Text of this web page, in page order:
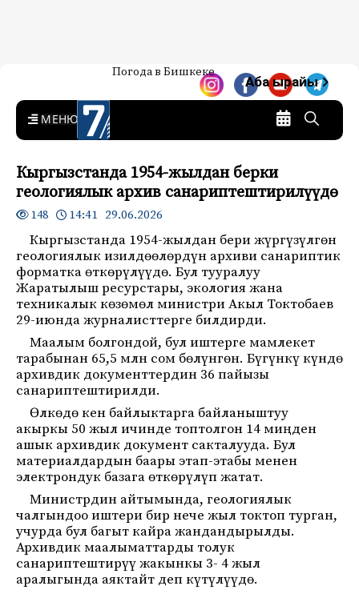
7-канал. Жаңылыктар —
Кыргызстан
Жаңылыктар — Кыргызстан
Погода в Бишкеке
Аба ырайы
MENU
Кыргызстанда 1954-жылдан берки
геологиялык архив санариптештирилүүдө
148 14:41 29.06.2026
Кыргызстанда 1954-жылдан бери жүргүзүлгөн
геологиялык изилдөөлөрдүн архиви санариптик
форматка өткөрүлүүдө. Бул тууралуу
Жаратылыш ресурстары, экология жана
техникалык көзөмөл министри Акыл Токтобаев
29-июнда журналисттерге билдирди.
Маалым болгондой, бул иштерге мамлекет
тарабынан 65,5 млн сом бөлүнгөн. Бүгүнкү күндө
архивдик документтердин 36 пайызы
санариптештирилди.
Өлкөдө кен байлыктарга байланыштуу
акыркы 50 жыл ичинде топтолгон 14 миңден
ашык архивдик документ сакталууда. Бул
материалдардын баары этап-этабы менен
электрондук базага өткөрүлүп жатат.
Министрдин айтымында, геологиялык
чалгындоо иштери бир нече жыл токтоп турган,
учурда бул багыт кайра жандандырылды.
Архивдик маалыматтарды толук
санариптештирүү жакынкы 3- 4 жыл
аралыгында аяктайт деп күтүлүүдө.